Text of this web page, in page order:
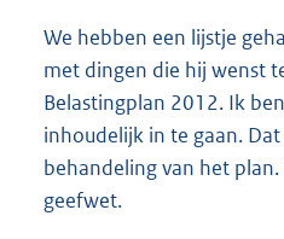
We hebben een lijstje
met dingen die hij wenst
Belastingplan 2012. Ik
inhoudelijk in te gaan.
behandeling van het
geefwet.